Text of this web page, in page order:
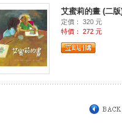
艾蜜莉的畫 (二版
定價： 320 元
特價： 272 元